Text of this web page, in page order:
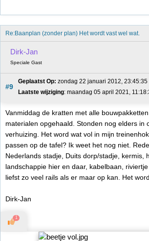
Re:Baanplan (zonder plan) Het wordt vast wel wat.
Dirk-Jan
Speciale Gast
#9
Geplaatst Op: zondag 22 januari 2012, 23:45:35
Laatste wijziging: maandag 05 april 2021,
Vanmiddag de kratten met alle
materialen opgehaald. Stonden nog elders in
verhuizing. Het word wat vol in mijn
passen op de tafel? Ik weet het nog niet.
Nederlands stadje, Duits dorp/stadje, kermis,
landschappie hier en daar, kabelbaan,
liefst zo veel rails als er maar op kan. Het
Dirk-Jan
1